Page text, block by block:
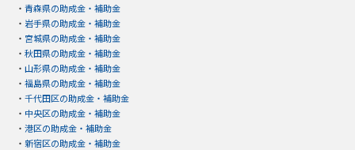
・ 青森県の助成金・補助金
・ 岩手県の助成金・補助金
・ 宮城県の助成金・補助金
・ 秋田県の助成金・補助金
・ 山形県の助成金・補助金
・ 福島県の助成金・補助金
・ 千代田区の助成金・補助金
・ 中央区の助成金・補助金
・ 港区の助成金・補助金
・ 新宿区の助成金・補助金